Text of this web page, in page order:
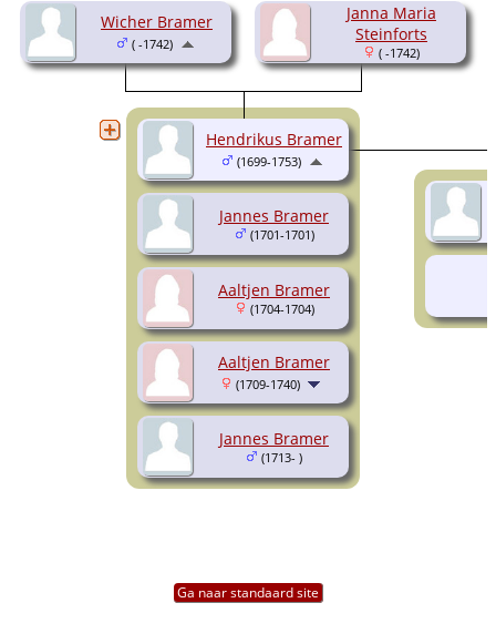
Wicher Bramer
( -1742)
Janna Maria
Steinforts
( -1742)
Jannes Bramer
(1701-1701)
Aaltjen Bramer
(1704-1704)
Aaltjen Bramer
(1709-1740)
Jannes Bramer
(1713- )
Hendrikus Bramer
(1699-1753)
Ga naar standaard site